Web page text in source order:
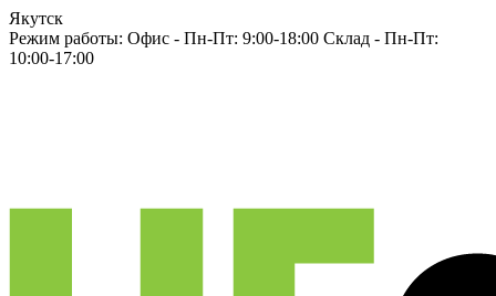
Якутск
Режим работы: Офис - Пн-Пт: 9:00-18:00 Склад - Пн-Пт:
10:00-17:00